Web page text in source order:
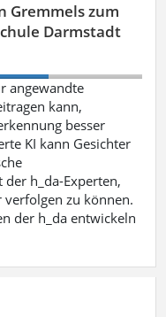
Gremmels zum
Darmstadt
angewandte
kann,
besser
KI kann Gesichter
h_da-Experten,
verfolgen zu können.
der h_da entwickeln